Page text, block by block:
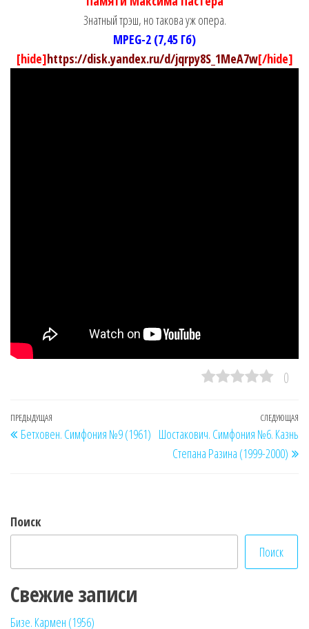
Знатный трэш, но такова уж опера.
MPEG-2 (7,45 Гб)
[hide]https://disk.yandex.ru/d/jqrpy8S_1MeA7w[/hide]
0
Навигация
по
Предыдущая
запись
ПРЕДЫДУЩАЯ
Бетховен. Симфония №9 (1961)
СЛЕДУЮЩАЯ
Шостакович. Симфония №6. Казнь
Степана Разина (1999-2000)
Поиск
Поиск
Свежие записи
Бизе. Кармен (1956)